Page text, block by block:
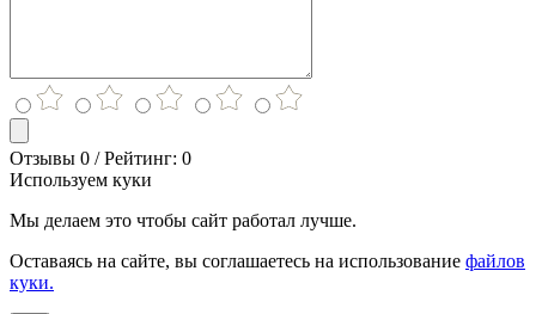
Отзывы 0 / Рейтинг: 0
Используем куки
Мы делаем это чтобы сайт работал лучше.
Оставаясь на сайте, вы соглашаетесь на использование файлов
куки.